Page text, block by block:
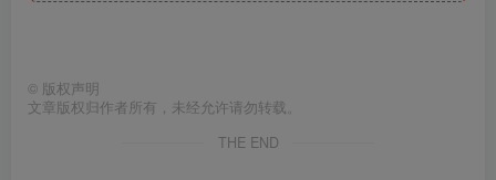
© 版权声明
文章版权归作者所有，未经允许请勿转载。
THE END